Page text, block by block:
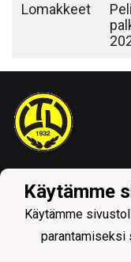
Lomakkeet
Käytämme
Käytämme
parantamiseksi